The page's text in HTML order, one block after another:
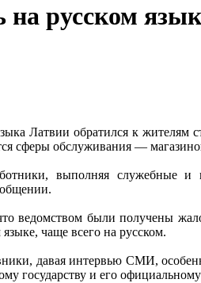
русском
Латвии обратился к жителям
сферы обслуживания —
выполняя служебные и
ведомством были получены
чаще всего на русском.
давая интервью СМИ,
государству и его